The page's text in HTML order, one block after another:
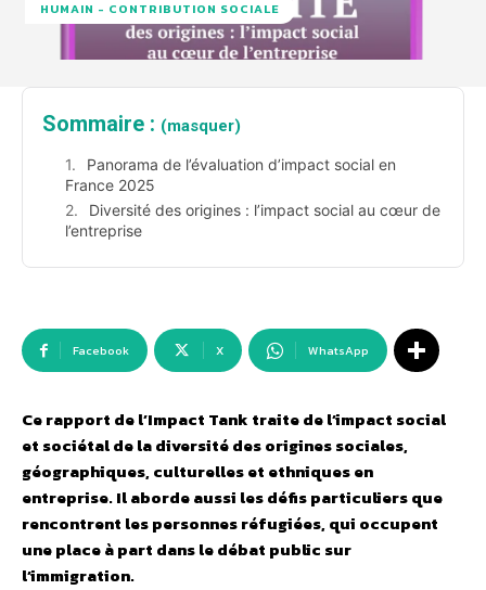
HUMAIN - CONTRIBUTION SOCIALE
Sommaire : (masquer)
Panorama de l’évaluation d’impact social en
France 2025
Diversité des origines : l’impact social au cœur de
l’entreprise
Facebook X WhatsApp
Ce rapport de l’Impact Tank traite de l’impact social
et sociétal de la diversité des origines sociales,
géographiques, culturelles et ethniques en
entreprise. Il aborde aussi les défis particuliers que
rencontrent les personnes réfugiées, qui occupent
une place à part dans le débat public sur
l’immigration.